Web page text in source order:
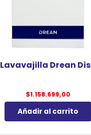
Lavavajilla Drean
$1.158.699,00
Añadir al carrito